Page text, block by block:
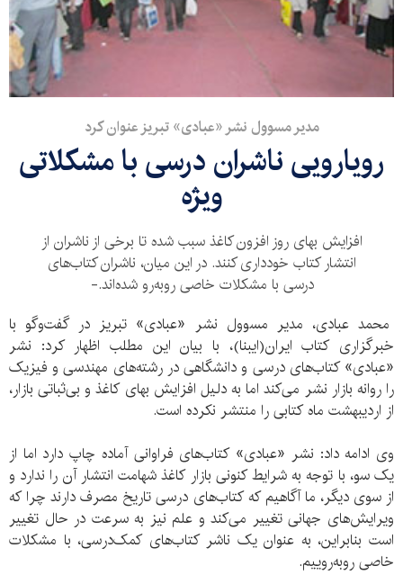
مدیر مسوول نشر «عبادی» تبریز عنوان کرد
رویارویی ناشران درسی با مشکلاتی
ویژه
افزایش بهای روز افزون کاغذ سبب شده تا برخی از ناشران از
انتشار کتاب‌ خودداری کنند. در این میان، ناشران کتاب‌های
درسی با مشکلات خاصی روبه‌رو شده‌اند.-
محمد عبادی، مدیر مسوول نشر «عبادی» تبریز در گفت‌وگو با
خبرگزاری کتاب ایران(ایبنا)، با بیان این مطلب اظهار کرد: نشر
«عبادی» کتاب‌های درسی و دانشگاهی در رشته‌های مهندسی و فیزیک
را روانه بازار نشر می‌کند اما به ‌دلیل افزایش بهای کاغذ و بی‌ثباتی بازار،
از اردیبهشت ماه کتابی را منتشر نکرده‌ است.
وی ادامه داد: نشر «عبادی» کتاب‌های فراوانی آماده چاپ دارد اما از
یک سو، با توجه به شرایط کنونی بازار کاغذ شهامت انتشار آن را ندارد و
از سوی دیگر، ما آگاهیم که کتاب‌های درسی تاریخ مصرف دارند چرا که
ویرایش‌های جهانی تغییر می‌کند و علم نیز به سرعت در حال تغییر
است بنابراین، به عنوان یک ناشر کتاب‌های کمک‌درسی، با مشکلات
خاصی روبه‌روییم.